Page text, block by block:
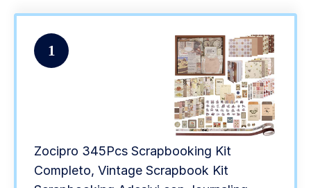
1
Zocipro 345Pcs Scrapbooking Kit
Completo, Vintage Scrapbook Kit